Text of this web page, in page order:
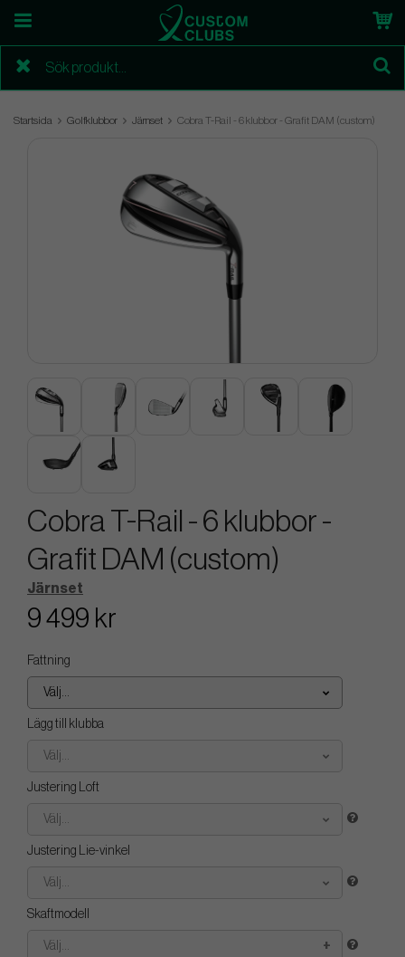
Startsida Golfklubbor Järnset Cobra T-Rail - 6 klubbor - Grafit DAM (custom)
Cobra T-Rail - 6 klubbor -
Grafit DAM (custom)
Järnset
9 499 kr
Fattning
Välj...
Lägg till klubba
Välj...
Justering Loft
Välj...
Justering Lie-vinkel
Välj...
Skaftmodell
Välj...